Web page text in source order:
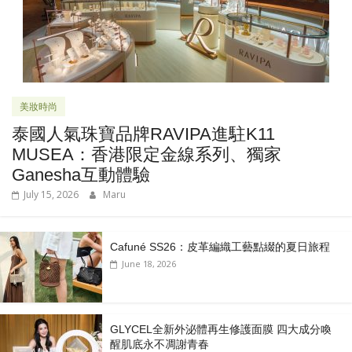
美妝時尚
泰國人氣珠寶品牌RAVIPA進駐K11
MUSEA：香港限定金線系列、獨家
Ganesha互動體驗
July 15, 2026 Maru
Cafuné SS26：皮革編織工藝點綴的夏日旅程
June 18, 2026
GLYCEL全新外泌體再生修護面膜 四大成分喚
醒肌底永不凋謝青春